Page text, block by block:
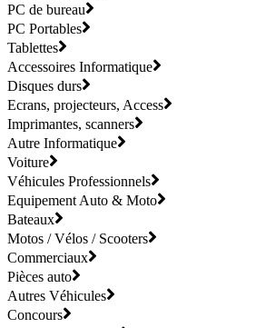
PC de bureau
PC Portables
Tablettes
Accessoires Informatique
Disques durs
Ecrans, projecteurs, Access
Imprimantes, scanners
Autre Informatique
Voiture
Véhicules Professionnels
Equipement Auto & Moto
Bateaux
Motos / Vélos / Scooters
Commerciaux
Pièces auto
Autres Véhicules
Concours